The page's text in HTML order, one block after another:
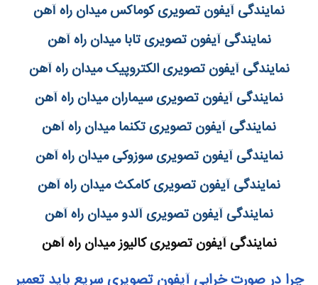
نمایندگی آیفون تصویری کوماکس میدان راه آهن
نمایندگی آیفون تصویری تابا میدان راه آهن
نمایندگی آیفون تصویری الکتروپیک میدان راه آهن
نمایندگی آیفون تصویری سیماران میدان راه آهن
نمایندگی آیفون تصویری تکنما میدان راه آهن
نمایندگی آیفون تصویری سوزوکی میدان راه آهن
نمایندگی آیفون تصویری کامکث میدان راه آهن
نمایندگی آیفون تصویری آلدو میدان راه آهن
نمایندگی آیفون تصویری کالیوز میدان راه آهن
چرا در صورت خرابی آیفون تصویری سریع باید تعمیر